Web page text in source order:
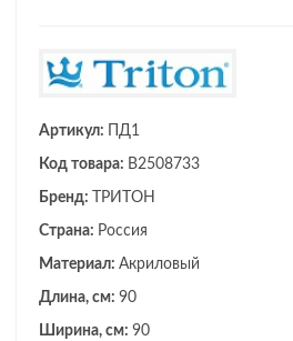
Артикул: ПД1
Код товара: B2508733
Бренд: ТРИТОН
Страна: Россия
Материал: Акриловый
Длина, см: 90
Ширина, см: 90